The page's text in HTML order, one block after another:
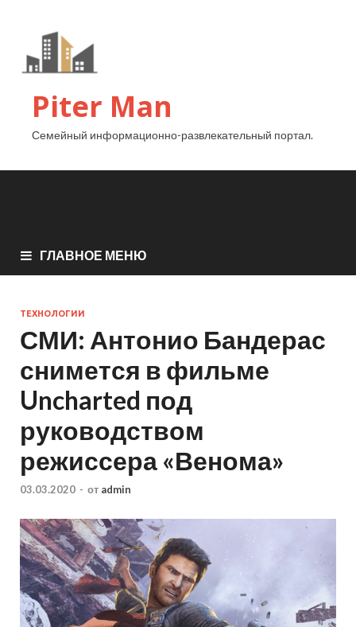
Piter Man
Семейный информационно-развлекательный портал.
ГЛАВНОЕ МЕНЮ
ТЕХНОЛОГИИ
СМИ: Антонио Бандерас
снимется в фильме
Uncharted под
руководством
режиссера «Венома»
03.03.2020 - от admin